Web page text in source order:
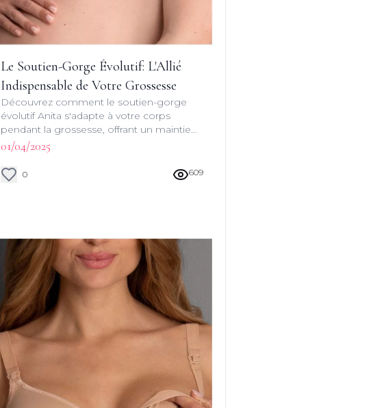
Le Soutien-Gorge Évolutif: L'Allié
Indispensable de Votre Grossesse
Découvrez comment le soutien-gorge
évolutif Anita s'adapte à votre corps
pendant la grossesse, offrant un maintien
optimal et une facilité d'utilisation inégalée
pour les futures mamans.
01/04/2025
0 609